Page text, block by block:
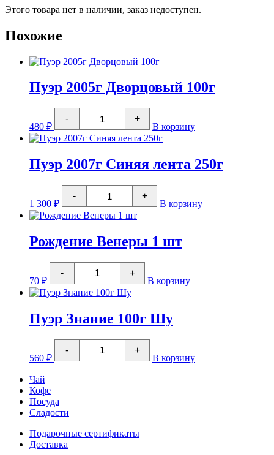
Этого товара нет в наличии, заказ недоступен.
Похожие
Пуэр 2005г Дворцовый 100г
480 ₽
-
Количество
товара
Пуэр
2005г
100г
+
В корзину
Пуэр 2007г Синяя лента 250г
1 300 ₽
-
Количество
товара
Пуэр
2007г
лента
250г
+
В корзину
Рождение Венеры 1 шт
70 ₽
-
Количество
товара
Рождение
Венеры
шт
+
В корзину
Пуэр Знание 100г Шу
560 ₽
-
Количество
товара
Пуэр
+
В корзину
Чай
Кофе
Посуда
Сладости
Подарочные сертификаты
Доставка